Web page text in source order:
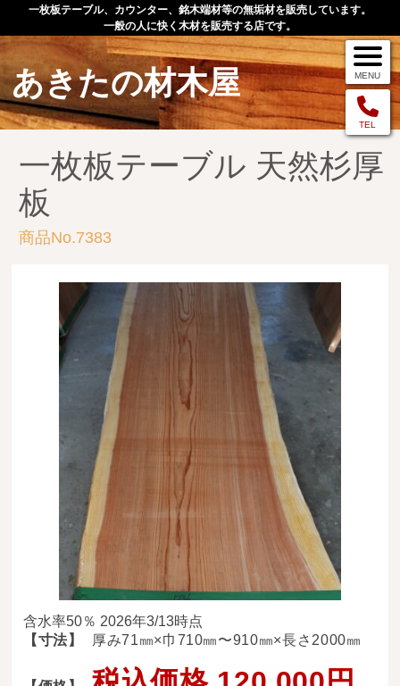
一枚板テーブル、カウンター、銘木端材等の無垢材を販売しています。
一般の人に快く木材を販売する店です。
あきたの材木屋
TEL
MENU
メニュー
TOP
手作りオーダー家具
店舗案内
お問い合わせ
お客様の声
お買い物の流れ
送料・お支払い方法について
ご注文前の注意点
Attention
before ordering
一枚板を直販できる店
オイル塗装の
メンテナンスについて
オーダー加工について
ブログ
一枚板テーブル 天然杉厚
板
商品No.7383
含水率50％ 2026年3/13時点
【寸法】
厚み71㎜×巾710㎜〜910㎜×長さ2000㎜